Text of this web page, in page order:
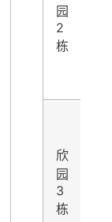
园
2
栋
欣
园
3
栋